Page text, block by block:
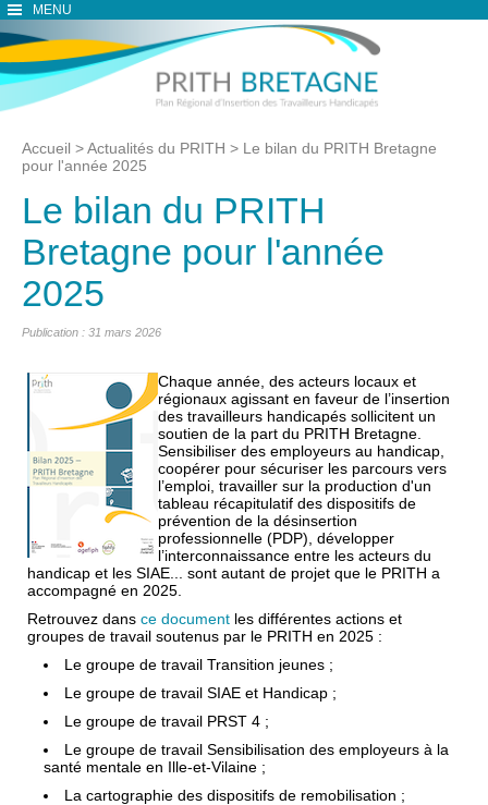
MENU
Accueil >Actualités du PRITH > Le bilan du PRITH Bretagne
pour l'année 2025
Le bilan du PRITH
Bretagne pour l'année
2025
Publication : 31 mars 2026
Chaque année, des acteurs locaux et
régionaux agissant en faveur de l’insertion
des travailleurs handicapés sollicitent un
soutien de la part du PRITH Bretagne.
Sensibiliser des employeurs au handicap,
coopérer pour sécuriser les parcours vers
l’emploi, travailler sur la production d'un
tableau récapitulatif des dispositifs de
prévention de la désinsertion
professionnelle (PDP), développer
l’interconnaissance entre les acteurs du
handicap et les SIAE... sont autant de projet que le PRITH a
accompagné en 2025.
Retrouvez dans ce document les différentes actions et
groupes de travail soutenus par le PRITH en 2025 :
Le groupe de travail Transition jeunes ;
Le groupe de travail SIAE et Handicap ;
Le groupe de travail PRST 4 ;
Le groupe de travail Sensibilisation des employeurs à la
santé mentale en Ille-et-Vilaine ;
La cartographie des dispositifs de remobilisation ;